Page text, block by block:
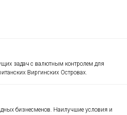
задач с валютным контролем для
Виргинских Островах.
бизнесменов. Наилучшие условия и